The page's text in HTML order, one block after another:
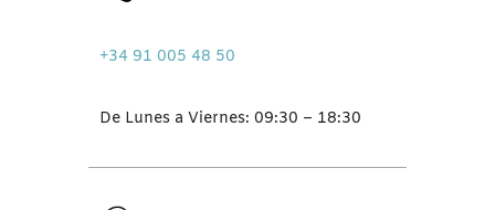
+34 91 005 48 50
De Lunes a Viernes: 09:30 – 18:30